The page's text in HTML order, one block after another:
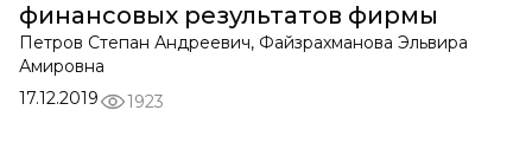
финансовых результатов фирмы
Петров Степан Андреевич, Файзрахманова Эльвира
Амировна
17.12.2019
1923